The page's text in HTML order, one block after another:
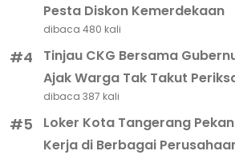
Pesta Diskon Kemerdekaan
dibaca 480 kali
#4
Tinjau CKG Bersama
Ajak Warga Tak Takut
dibaca 387 kali
#5
Loker Kota Tangerang
Kerja di Berbagai